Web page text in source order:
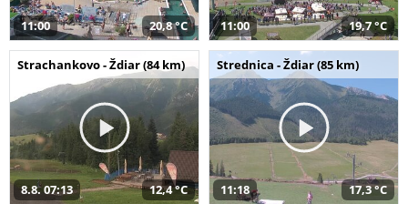
11:00 20,8 °C 11:00 19,7 °C
Strachankovo - Ždiar (84 km)
8.8. 07:13 12,4 °C
Strednica - Ždiar (85 km)
11:18 17,3 °C